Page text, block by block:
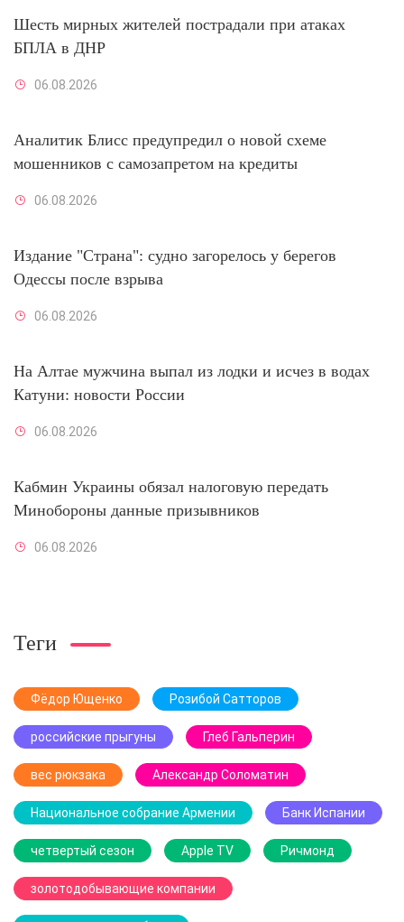
Шесть мирных жителей пострадали при атаках
БПЛА в ДНР
06.08.2026
Аналитик Блисс предупредил о новой схеме
мошенников с самозапретом на кредиты
06.08.2026
Издание "Страна": судно загорелось у берегов
Одессы после взрыва
06.08.2026
На Алтае мужчина выпал из лодки и исчез в водах
Катуни: новости России
06.08.2026
Кабмин Украины обязал налоговую передать
Минобороны данные призывников
06.08.2026
Теги
Фёдор Ющенко Розибой Сатторов
российские прыгуны Глеб Гальперин
вес рюкзака Александр Соломатин
Национальное собрание Армении Банк Испании
четвертый сезон Apple TV Ричмонд
золотодобывающие компании